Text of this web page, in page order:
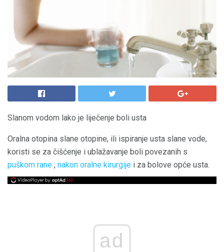
Slanom vodom lako je liječenje boli usta
Oralna otopina slane otopine, ili ispiranje usta slane vode,
koristi se za čišćenje i ublažavanje boli povezanih s
puškom rane , nakon oralne kirurgije i za bolove opće usta.
ad